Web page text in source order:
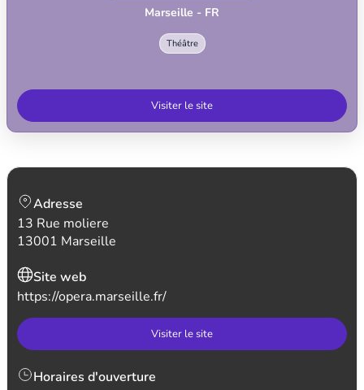
Marseille - FR
Théâtre
Visiter le site
Adresse
13 Rue moliere
13001 Marseille
Site web
https://opera.marseille.fr/
Visiter le site
Horaires d'ouverture